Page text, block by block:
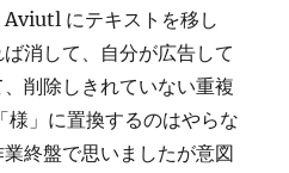
Aviutl にテキストを移し
消して、自分が広告して
削除しきれていない重複
様」に置換するのはやらな
終盤で思いましたが意図